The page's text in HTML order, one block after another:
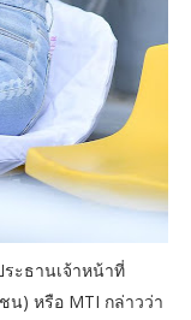
ะธานเจ้าหน้าที่
น) หรือ MTI กล่าวว่า